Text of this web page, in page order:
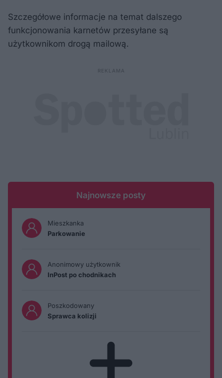
Szczegółowe informacje na temat dalszego
funkcjonowania karnetów przesyłane są
użytkownikom drogą mailową.
Najnowsze posty
Mieszkanka
Parkowanie
Anonimowy użytkownik
InPost po chodnikach
Poszkodowany
Sprawca kolizji